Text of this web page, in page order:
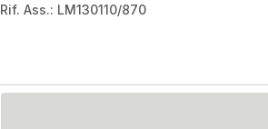
Rif. Ass.: LM130110/870